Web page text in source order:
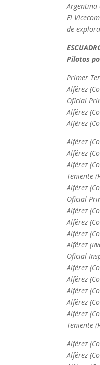
Argentina
El
de
Pilotos
Primer
Alférez
Oficial
Alférez
Alférez
Alférez
Alférez
Alférez
Teniente
Alférez
Oficial
Alférez
Alférez
Alférez
Alférez
Oficial
Alférez
Alférez
Alférez
Alférez
Alférez
Teniente
Alférez
Alférez